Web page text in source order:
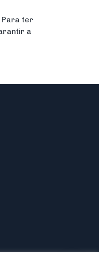
Para ter
a